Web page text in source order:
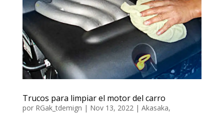
Trucos para limpiar el motor del carro
por RGak_tdemign | Nov 13, 2022 | Akasaka,